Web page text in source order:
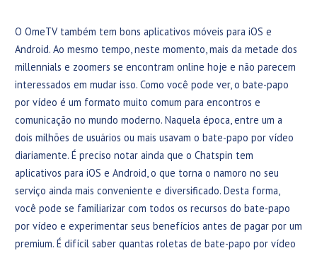
O OmeTV também tem bons aplicativos móveis para iOS e
Android. Ao mesmo tempo, neste momento, mais da metade dos
millennials e zoomers se encontram online hoje e não parecem
interessados em mudar isso. Como você pode ver, o bate-papo
por vídeo é um formato muito comum para encontros e
comunicação no mundo moderno. Naquela época, entre um a
dois milhões de usuários ou mais usavam o bate-papo por vídeo
diariamente. É preciso notar ainda que o Chatspin tem
aplicativos para iOS e Android, o que torna o namoro no seu
serviço ainda mais conveniente e diversificado. Desta forma,
você pode se familiarizar com todos os recursos do bate-papo
por vídeo e experimentar seus benefícios antes de pagar por um
premium. É difícil saber quantas roletas de bate-papo por vídeo